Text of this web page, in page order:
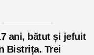
ani, bătut și jefuit
Bistrița. Trei